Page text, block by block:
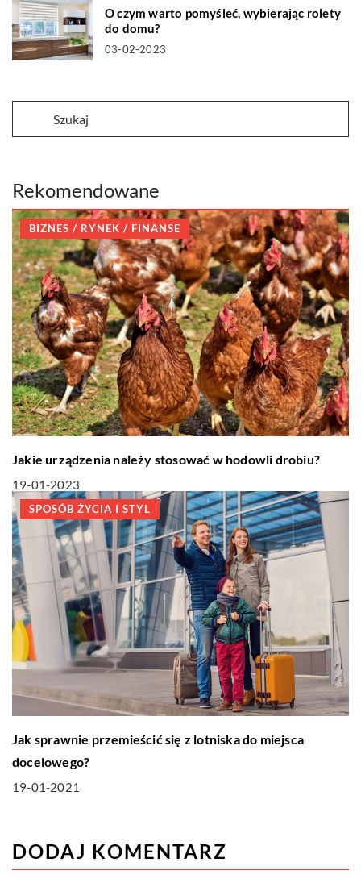
O czym warto pomyśleć, wybierając rolety
do domu?
03-02-2023
Rekomendowane
BIZNES / RYNEK / FINANSE
Jakie urządzenia należy stosować w hodowli drobiu?
19-01-2023
SPOSÓB ŻYCIA I STYL
Jak sprawnie przemieścić się z lotniska do miejsca
docelowego?
19-01-2021
DODAJ KOMENTARZ